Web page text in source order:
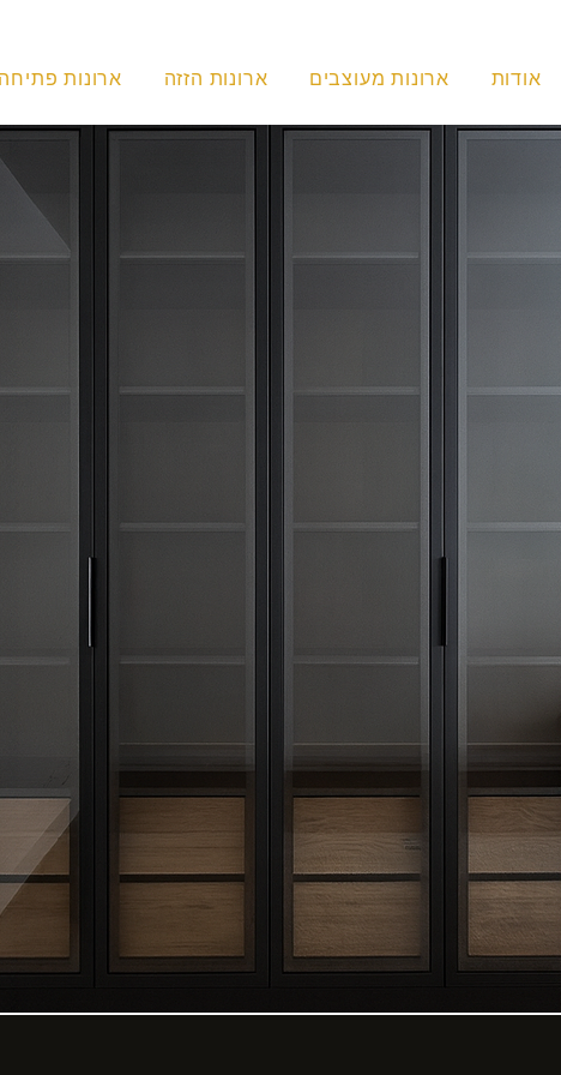
ארונות ארונות הזזה ארונות מעוצבים אודות
ברוכים הבאים לבית